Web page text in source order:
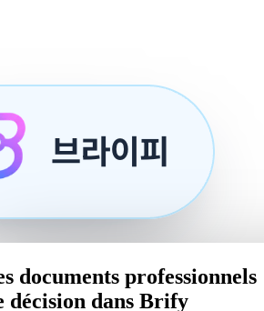
documents professionnels
décision dans Brify